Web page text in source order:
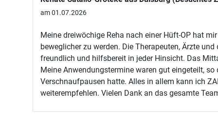
am 01.07.2026
Meine dreiwöchige Reha nach einer Hüft-OP hat
beweglicher zu werden. Die Therapeuten, Ärzte
freundlich und hilfsbereit in jeder Hinsicht. Das
Meine Anwendungstermine waren gut eingeteilt,
Verschnaufpausen hatte. Alles in allem kann ich
weiterempfehlen. Vielen Dank an das gesamte